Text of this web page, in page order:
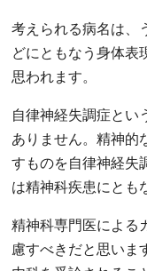
考えられる病名は、
どにともなう身体表
思われます。
自律神経失調症とい
ありません。精神的
すものを自律神経失
は精神科疾患にとも
精神科専門医による
慮すべきだと思いま